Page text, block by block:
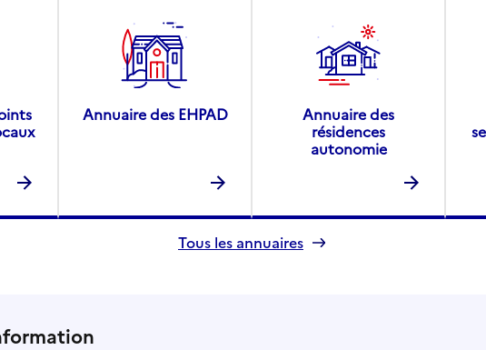
Annuaire des EHPAD
Annuaire des
résidences
autonomie
Tous les annuaires